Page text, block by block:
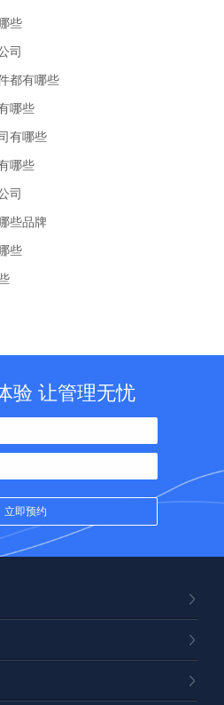
些
司
都有哪些
哪些
有哪些
哪些
司
些品牌
些
验 让管理无忧